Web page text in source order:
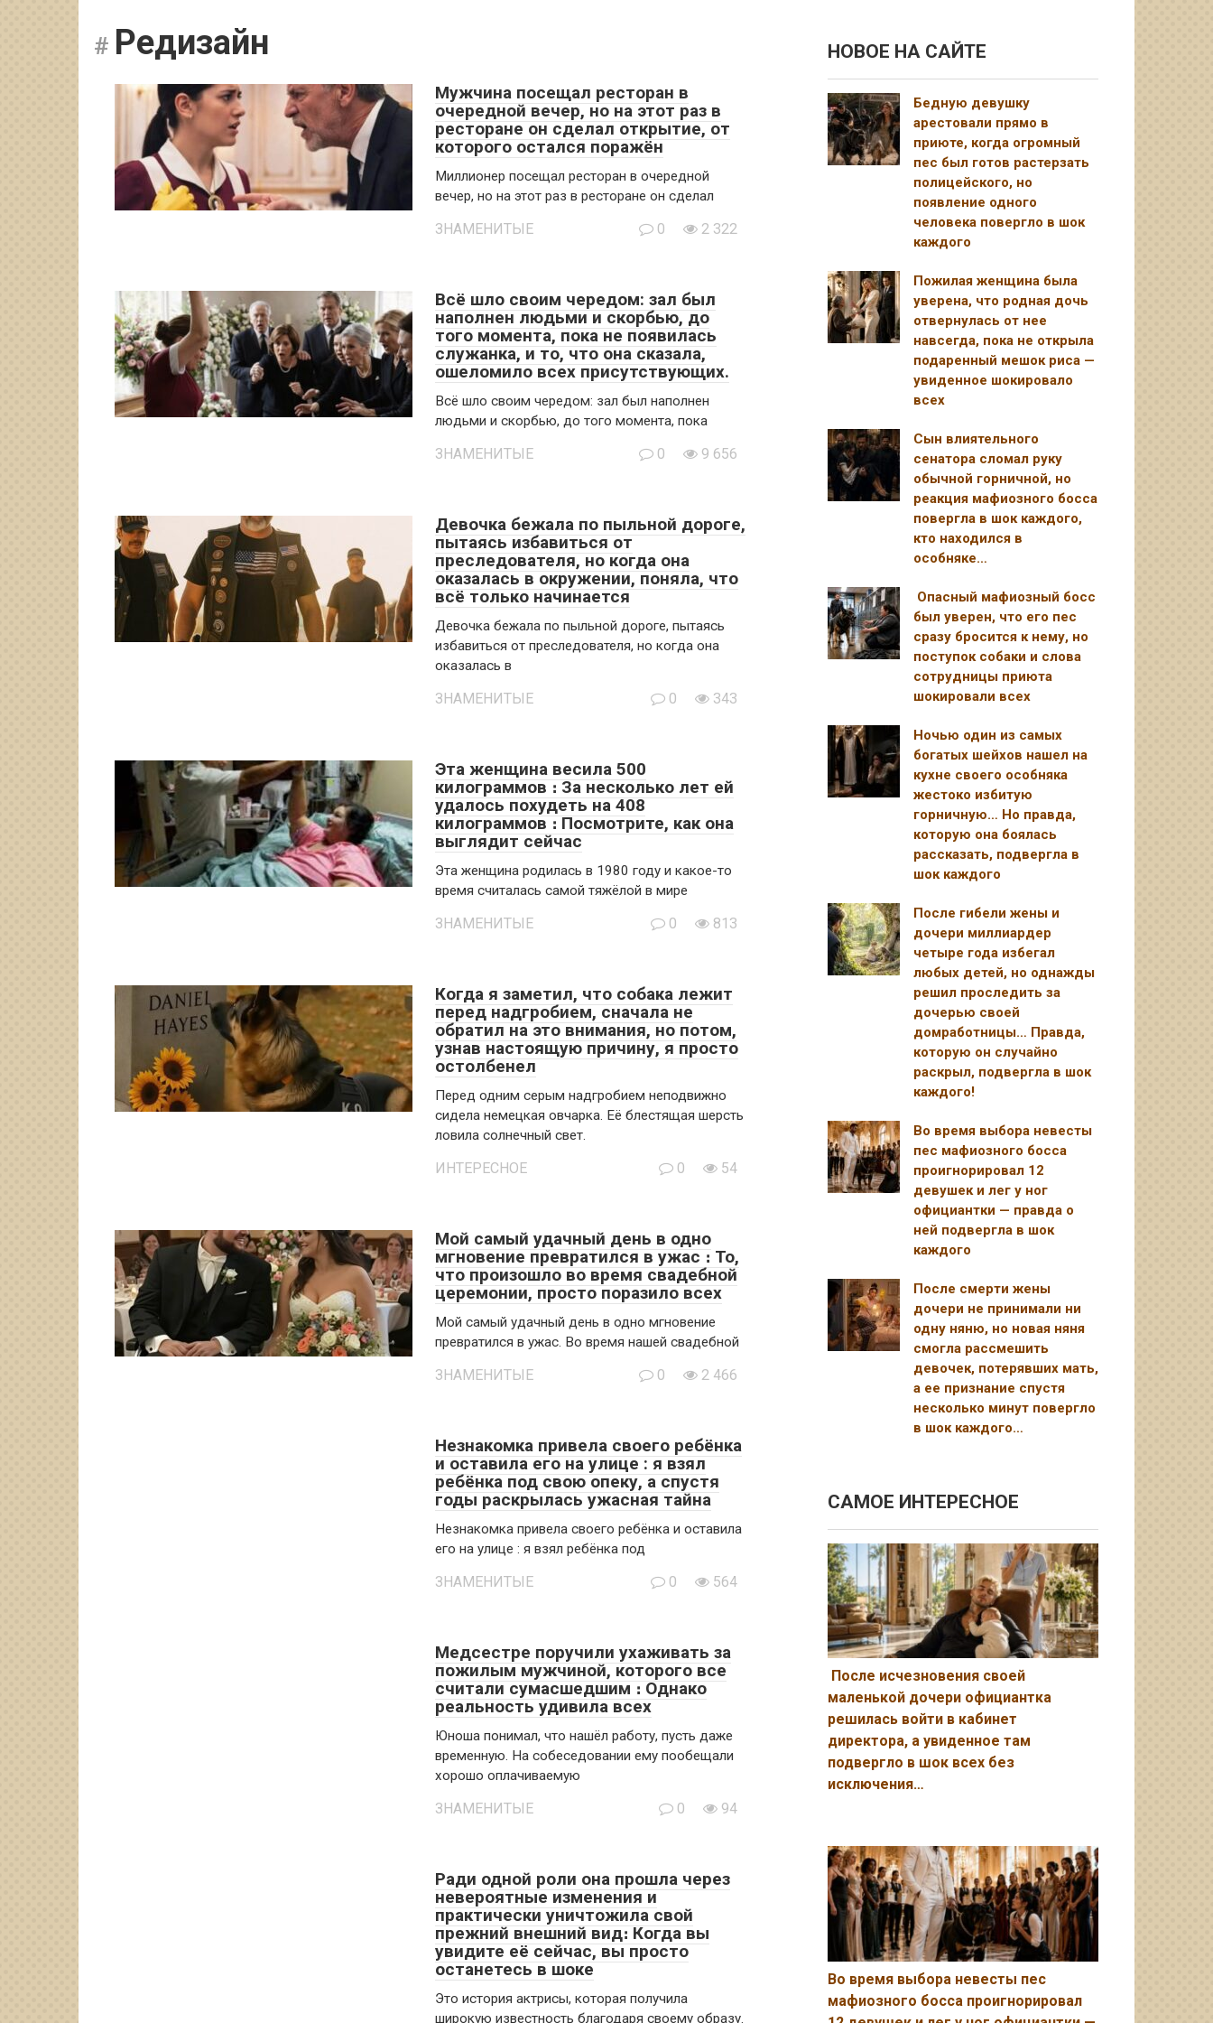
Редизайн
Мужчина посещал ресторан в
очередной вечер, но на этот раз в
ресторане он сделал открытие, от
которого остался поражён
Миллионер посещал ресторан в очередной
вечер, но на этот раз в ресторане он сделал
ЗНАМЕНИТЫЕ 0 2 322
Всё шло своим чередом: зал был
наполнен людьми и скорбью, до
того момента, пока не появилась
служанка, и то, что она сказала,
ошеломило всех присутствующих.
Всё шло своим чередом: зал был наполнен
людьми и скорбью, до того момента, пока
ЗНАМЕНИТЫЕ 0 9 656
Девочка бежала по пыльной дороге,
пытаясь избавиться от
преследователя, но когда она
оказалась в окружении, поняла, что
всё только начинается
Девочка бежала по пыльной дороге, пытаясь
избавиться от преследователя, но когда она
оказалась в
ЗНАМЕНИТЫЕ 0 343
Эта женщина весила 500
килограммов ։ За несколько лет ей
удалось похудеть на 408
килограммов ։ Посмотрите, как она
выглядит сейчас
Эта женщина родилась в 1980 году и какое-то
время считалась самой тяжёлой в мире
ЗНАМЕНИТЫЕ 0 813
Когда я заметил, что собака лежит
перед надгробием, сначала не
обратил на это внимания, но потом,
узнав настоящую причину, я просто
остолбенел
Перед одним серым надгробием неподвижно
сидела немецкая овчарка. Её блестящая шерсть
ловила солнечный свет.
ИНТЕРЕСНОЕ 0 54
Мой самый удачный день в одно
мгновение превратился в ужас ։ То,
что произошло во время свадебной
церемонии, просто поразило всех
Мой самый удачный день в одно мгновение
превратился в ужас. Во время нашей свадебной
ЗНАМЕНИТЫЕ 0 2 466
Незнакомка привела своего ребёнка
и оставила его на улице : я взял
ребёнка под свою опеку, а спустя
годы раскрылась ужасная тайна
Незнакомка привела своего ребёнка и оставила
его на улице : я взял ребёнка под
ЗНАМЕНИТЫЕ 0 564
Медсестре поручили ухаживать за
пожилым мужчиной, которого все
считали сумасшедшим ։ Однако
реальность удивила всех
Юноша понимал, что нашёл работу, пусть даже
временную. На собеседовании ему пообещали
хорошо оплачиваемую
ЗНАМЕНИТЫЕ 0 94
Ради одной роли она прошла через
невероятные изменения и
практически уничтожила свой
прежний внешний вид։ Когда вы
увидите её сейчас, вы просто
останетесь в шоке
Это история актрисы, которая получила
широкую известность благодаря своему образу.
НОВОЕ НА САЙТЕ
Бедную девушку
арестовали прямо в
приюте, когда огромный
пес был готов растерзать
полицейского, но
появление одного
человека повергло в шок
каждого
Пожилая женщина была
уверена, что родная дочь
отвернулась от нее
навсегда, пока не открыла
подаренный мешок риса —
увиденное шокировало
всех
Сын влиятельного
сенатора сломал руку
обычной горничной, но
реакция мафиозного босса
повергла в шок каждого,
кто находился в
особняке…
Опасный мафиозный босс
был уверен, что его пес
сразу бросится к нему, но
поступок собаки и слова
сотрудницы приюта
шокировали всех
Ночью один из самых
богатых шейхов нашел на
кухне своего особняка
жестоко избитую
горничную… Но правда,
которую она боялась
рассказать, подвергла в
шок каждого
После гибели жены и
дочери миллиардер
четыре года избегал
любых детей, но однажды
решил проследить за
дочерью своей
домработницы… Правда,
которую он случайно
раскрыл, подвергла в шок
каждого!
Во время выбора невесты
пес мафиозного босса
проигнорировал 12
девушек и лег у ног
официантки — правда о
ней подвергла в шок
каждого
После смерти жены
дочери не принимали ни
одну няню, но новая няня
смогла рассмешить
девочек, потерявших мать,
а ее признание спустя
несколько минут повергло
в шок каждого…
САМОЕ ИНТЕРЕСНОЕ
После исчезновения своей
маленькой дочери официантка
решилась войти в кабинет
директора, а увиденное там
подвергло в шок всех без
исключения…
Во время выбора невесты пес
мафиозного босса проигнорировал